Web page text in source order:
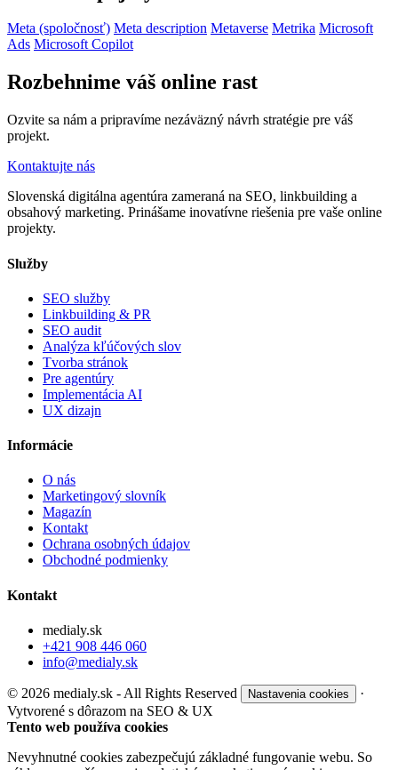
Meta (spoločnosť) Meta description Metaverse Metrika Microsoft
Ads Microsoft Copilot
Rozbehnime váš online rast
Ozvite sa nám a pripravíme nezáväzný návrh stratégie pre váš
projekt.
Kontaktujte nás
Slovenská digitálna agentúra zameraná na SEO, linkbuilding a
obsahový marketing. Prinášame inovatívne riešenia pre vaše online
projekty.
Služby
SEO služby
Linkbuilding & PR
SEO audit
Analýza kľúčových slov
Tvorba stránok
Pre agentúry
Implementácia AI
UX dizajn
Informácie
O nás
Marketingový slovník
Magazín
Kontakt
Ochrana osobných údajov
Obchodné podmienky
Kontakt
medialy.sk
+421 908 446 060
info@medialy.sk
© 2026 medialy.sk - All Rights Reserved Nastavenia cookies
·
Vytvorené s dôrazom na SEO & UX
Tento web používa cookies
Nevyhnutné cookies zabezpečujú základné fungovanie webu. So